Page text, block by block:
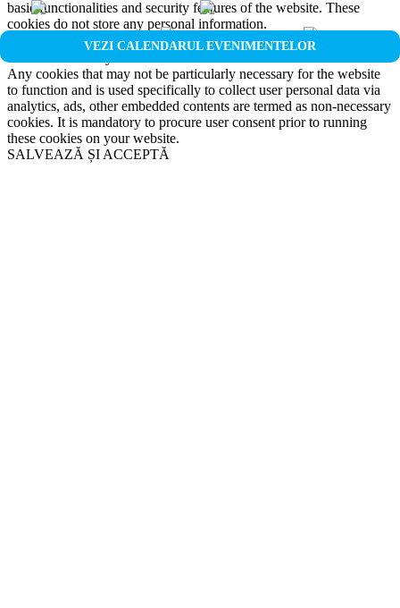
VEZI CALENDARUL EVENIMENTELOR
basic functionalities and security features of the website. These
cookies do not store any personal information.
Non-necessary
Any cookies that may not be particularly necessary for the website
to function and is used specifically to collect user personal data via
analytics, ads, other embedded contents are termed as non-necessary
cookies. It is mandatory to procure user consent prior to running
these cookies on your website.
SALVEAZĂ ȘI ACCEPTĂ